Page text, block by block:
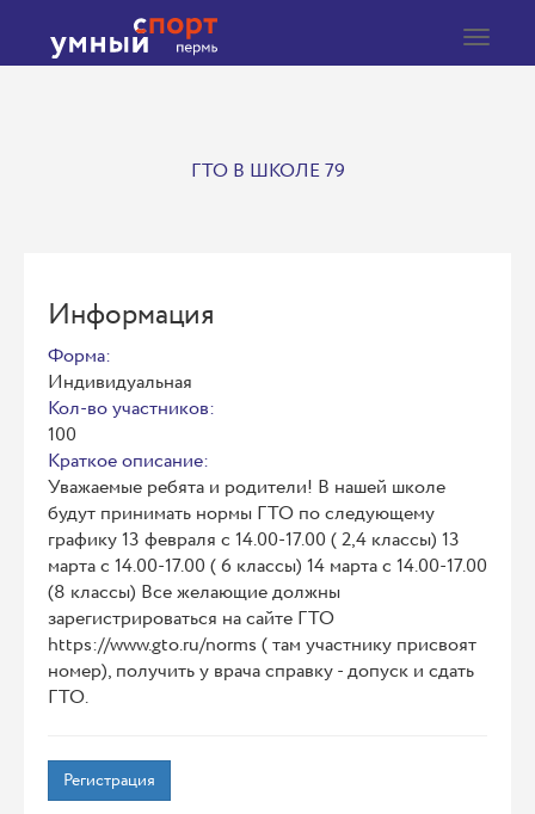
Toggle
ГТО В ШКОЛЕ 79
Информация
Форма:
Индивидуальная
Кол-во участников:
100
Краткое описание:
Уважаемые ребята и родители! В нашей школе
будут принимать нормы ГТО по следующему
графику 13 февраля с 14.00-17.00 ( 2,4 классы) 13
марта с 14.00-17.00 ( 6 классы) 14 марта с 14.00-17.00
(8 классы) Все желающие должны
зарегистрироваться на сайте ГТО
https://www.gto.ru/norms ( там участнику присвоят
номер), получить у врача справку - допуск и сдать
ГТО.
Регистрация